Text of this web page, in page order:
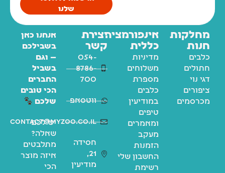
שלנו
מחלקות
חנות
כלבים
חתולים
דגי נוי
ציפורים
מכרסמים
אינפורמציה
כללית
מדיניות
משלוחים
מספרת
כלבים
במודיעין
טיפים
ומאמרים
מעקב
הזמנות
החשבון שלי
רשימת
יצירת
קשר
054-
8786-
700
ווטסאפ
contact@myzoo.co.il
חסידה
21,
מודיעין
אנחנו כאן
בשבילכם
— וגם
בשביל
החברים
הכי טובים
שלכם
יש לכם
שאלה?
מתלבטים
איזה מוצר
הכי